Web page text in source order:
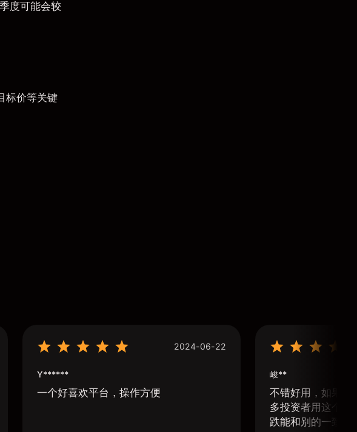
度可能会较
标价等关键
2024-06-22
Y******
一个好喜欢平台，操作方便
峻**
不错好用，如果可
多投资者用这个软
跌能和别的一致那